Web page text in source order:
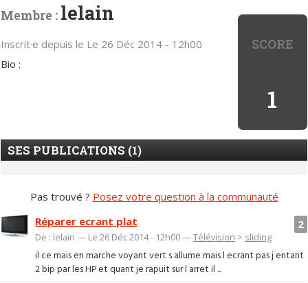
SCORE
1
Membre : lelain
Inscrit·e depuis le Le 26 Déc 2014 - 12h00
Bio :
SES PUBLICATIONS (1)
Pas trouvé ? Posez votre question à la communauté
2
Réparer ecrant plat
De : lelain — Le 26 Déc 2014 - 12h00 —Télévision > sliding
il ce mais en marche voyant vert s allume mais l ecrant pas j entant
2 bip par les HP et quant je rapuit sur l arret il ...